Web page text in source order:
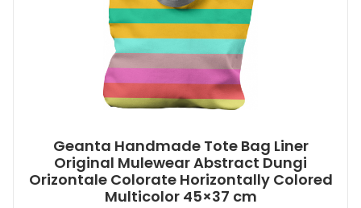
Geanta Handmade Tote Bag Liner
Original Mulewear Abstract Dungi
Orizontale Colorate Horizontally Colored
Multicolor 45×37 cm